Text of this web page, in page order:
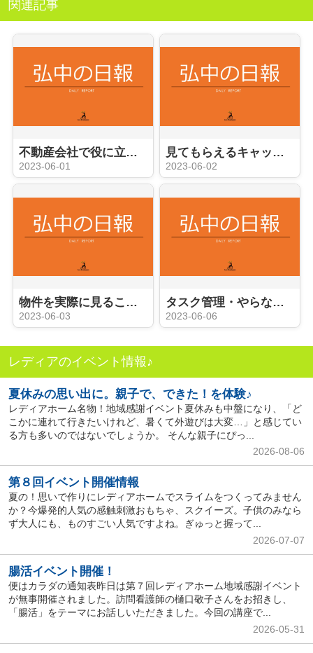
関連記事
不動産会社で役に立つ事務員への道
2023-06-01
見てもらえるキャッチコピーやコメント？
2023-06-02
物件を実際に見ることができる内覧会
2023-06-03
タスク管理・やらなければならないこと
2023-06-06
レディアのイベント情報♪
夏休みの思い出に。親子で、できた！を体験♪
レディアホーム名物！地域感謝イベント夏休みも中盤になり、「ど
こかに連れて行きたいけれど、暑くて外遊びは大変…」と感じてい
る方も多いのではないでしょうか。 そんな親子にぴっ...
2026-08-06
第８回イベント開催情報
夏の！思いで作りにレディアホームでスライムをつくってみません
か？今爆発的人気の感触刺激おもちゃ、スクイーズ。子供のみなら
ず大人にも、ものすごい人気ですよね。ぎゅっと握って...
2026-07-07
腸活イベント開催！
便はカラダの通知表昨日は第７回レディアホーム地域感謝イベント
が無事開催されました。訪問看護師の樋口敬子さんをお招きし、
「腸活」をテーマにお話しいただきました。今回の講座で...
2026-05-31